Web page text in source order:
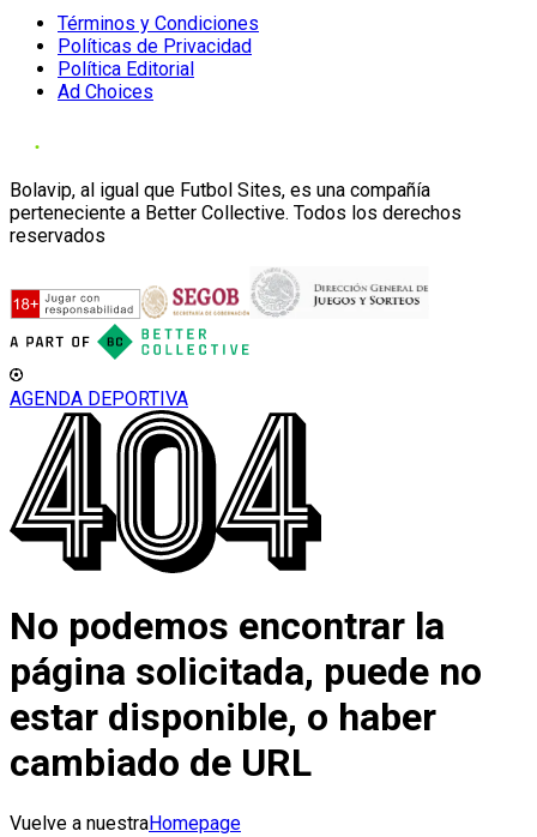
Términos y Condiciones
Políticas de Privacidad
Política Editorial
Ad Choices
Bolavip, al igual que Futbol Sites, es una compañía
perteneciente a Better Collective. Todos los derechos
reservados
AGENDA DEPORTIVA
No podemos encontrar la
página solicitada, puede no
estar disponible, o haber
cambiado de URL
Vuelve a nuestraHomepage